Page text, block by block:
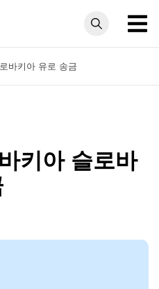
바키아 유로 송금
키아 슬로바